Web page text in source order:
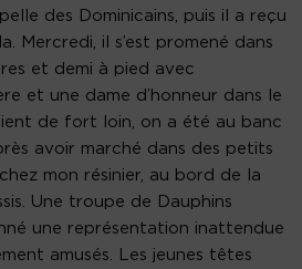
des Dominicains, puis il a reçu
Mercredi, il s’est promené dans
et demi à pied avec
et une dame d’honneur dans le
de fort loin, on a été au banc
avoir marché dans des petits
mon résinier, au bord de la
Une troupe de Dauphins
une représentation inattendue
amusés. Les jeunes têtes